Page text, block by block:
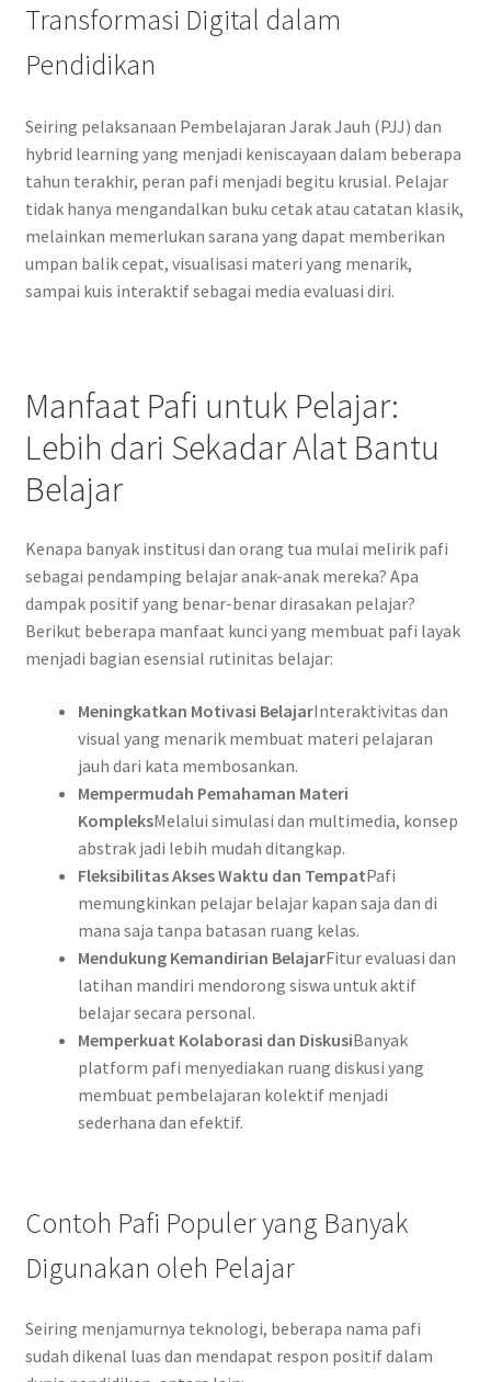
Transformasi Digital dalam
Pendidikan
Seiring pelaksanaan Pembelajaran Jarak Jauh (PJJ) dan
hybrid learning yang menjadi keniscayaan dalam beberapa
tahun terakhir, peran pafi menjadi begitu krusial. Pelajar
tidak hanya mengandalkan buku cetak atau catatan klasik,
melainkan memerlukan sarana yang dapat memberikan
umpan balik cepat, visualisasi materi yang menarik,
sampai kuis interaktif sebagai media evaluasi diri.
Manfaat Pafi untuk Pelajar:
Lebih dari Sekadar Alat Bantu
Belajar
Kenapa banyak institusi dan orang tua mulai melirik pafi
sebagai pendamping belajar anak-anak mereka? Apa
dampak positif yang benar-benar dirasakan pelajar?
Berikut beberapa manfaat kunci yang membuat pafi layak
menjadi bagian esensial rutinitas belajar:
Meningkatkan Motivasi BelajarInteraktivitas dan
visual yang menarik membuat materi pelajaran
jauh dari kata membosankan.
Mempermudah Pemahaman Materi
KompleksMelalui simulasi dan multimedia, konsep
abstrak jadi lebih mudah ditangkap.
Fleksibilitas Akses Waktu dan TempatPafi
memungkinkan pelajar belajar kapan saja dan di
mana saja tanpa batasan ruang kelas.
Mendukung Kemandirian BelajarFitur evaluasi dan
latihan mandiri mendorong siswa untuk aktif
belajar secara personal.
Memperkuat Kolaborasi dan DiskusiBanyak
platform pafi menyediakan ruang diskusi yang
membuat pembelajaran kolektif menjadi
sederhana dan efektif.
Contoh Pafi Populer yang Banyak
Digunakan oleh Pelajar
Seiring menjamurnya teknologi, beberapa nama pafi
sudah dikenal luas dan mendapat respon positif dalam